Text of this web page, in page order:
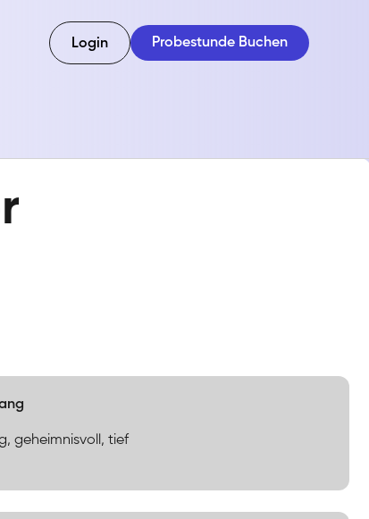
Login Probestunde Buchen
geheimnisvoll, tief